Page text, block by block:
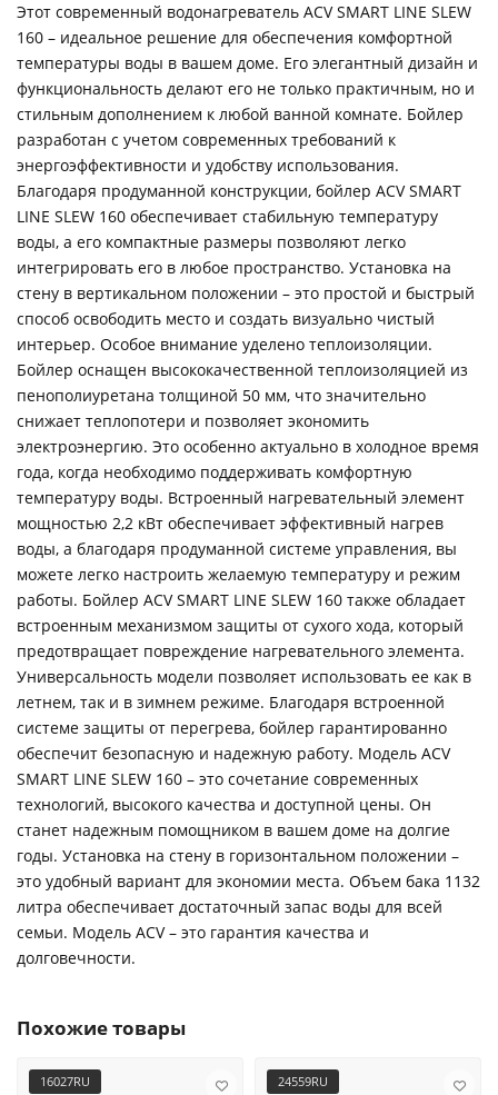
Этот современный водонагреватель ACV SMART LINE SLEW
160 – идеальное решение для обеспечения комфортной
температуры воды в вашем доме. Его элегантный дизайн и
функциональность делают его не только практичным, но и
стильным дополнением к любой ванной комнате. Бойлер
разработан с учетом современных требований к
энергоэффективности и удобству использования.
Благодаря продуманной конструкции, бойлер ACV SMART
LINE SLEW 160 обеспечивает стабильную температуру
воды, а его компактные размеры позволяют легко
интегрировать его в любое пространство. Установка на
стену в вертикальном положении – это простой и быстрый
способ освободить место и создать визуально чистый
интерьер. Особое внимание уделено теплоизоляции.
Бойлер оснащен высококачественной теплоизоляцией из
пенополиуретана толщиной 50 мм, что значительно
снижает теплопотери и позволяет экономить
электроэнергию. Это особенно актуально в холодное время
года, когда необходимо поддерживать комфортную
температуру воды. Встроенный нагревательный элемент
мощностью 2,2 кВт обеспечивает эффективный нагрев
воды, а благодаря продуманной системе управления, вы
можете легко настроить желаемую температуру и режим
работы. Бойлер ACV SMART LINE SLEW 160 также обладает
встроенным механизмом защиты от сухого хода, который
предотвращает повреждение нагревательного элемента.
Универсальность модели позволяет использовать ее как в
летнем, так и в зимнем режиме. Благодаря встроенной
системе защиты от перегрева, бойлер гарантированно
обеспечит безопасную и надежную работу. Модель ACV
SMART LINE SLEW 160 – это сочетание современных
технологий, высокого качества и доступной цены. Он
станет надежным помощником в вашем доме на долгие
годы. Установка на стену в горизонтальном положении –
это удобный вариант для экономии места. Объем бака 1132
литра обеспечивает достаточный запас воды для всей
семьи. Модель ACV – это гарантия качества и
долговечности.
Похожие товары
16027RU 24559RU